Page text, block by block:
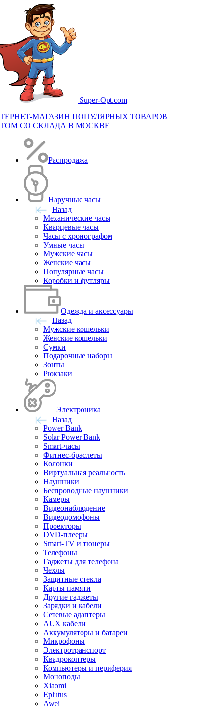
Super-Opt.com
МАГАЗИН ПОПУЛЯРНЫХ ТОВАРОВ
СО СКЛАДА В МОСКВЕ
Распродажа
Наручные часы
Назад
Механические часы
Кварцевые часы
Часы с хронографом
Умные часы
Мужские часы
Женские часы
Популярные часы
Коробки и футляры
Одежда и аксессуары
Назад
Мужские кошельки
Женские кошельки
Сумки
Подарочные наборы
Зонты
Рюкзаки
Электроника
Назад
Power Bank
Solar Power Bank
Smart-часы
Фитнес-браслеты
Колонки
Виртуальная реальность
Наушники
Беспроводные наушники
Камеры
Видеонаблюдение
Видеодомофоны
Проекторы
DVD-плееры
Smart-TV и тюнеры
Телефоны
Гаджеты для телефона
Чехлы
Защитные стекла
Карты памяти
Другие гаджеты
Зарядки и кабели
Сетевые адаптеры
AUX кабели
Аккумуляторы и батареи
Микрофоны
Электротранспорт
Квадрокоптеры
Компьютеры и периферия
Моноподы
Xiaomi
Eplutus
Awei